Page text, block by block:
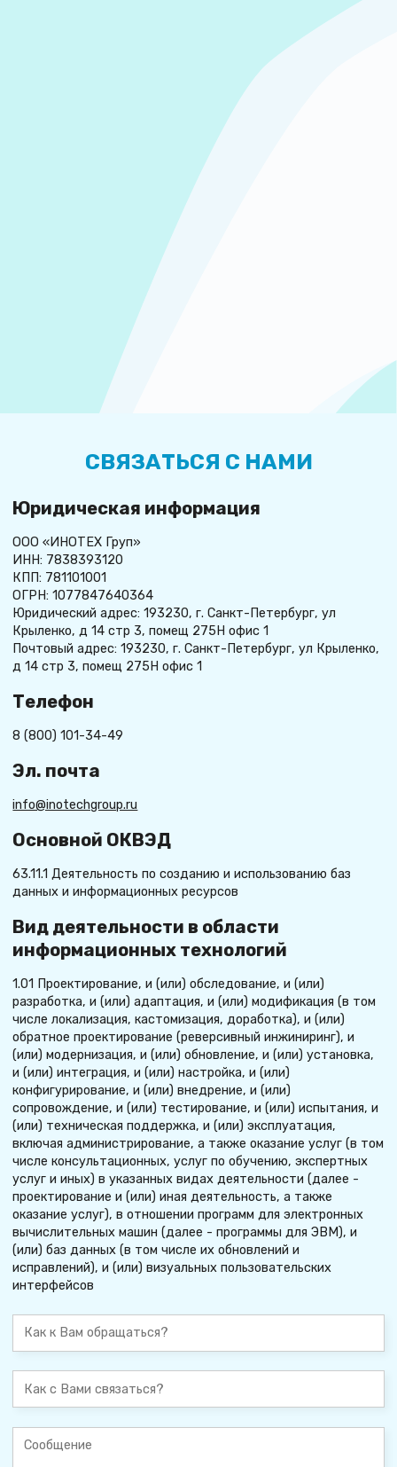
СВЯЗАТЬСЯ С НАМИ
Юридическая информация
ООО «ИНОТЕХ Груп»
ИНН: 7838393120
КПП: 781101001
ОГРН: 1077847640364
Юридический адрес: 193230, г. Санкт-Петербург, ул
Крыленко, д 14 стр 3, помещ 275Н офис 1
Почтовый адрес: 193230, г. Санкт-Петербург, ул Крыленко,
д 14 стр 3, помещ 275Н офис 1
Телефон
8 (800) 101-34-49
Эл. почта
info@inotechgroup.ru
Основной ОКВЭД
63.11.1 Деятельность по созданию и использованию баз
данных и информационных ресурсов
Вид деятельности в области
информационных технологий
1.01 Проектирование, и (или) обследование, и (или)
разработка, и (или) адаптация, и (или) модификация (в том
числе локализация, кастомизация, доработка), и (или)
обратное проектирование (реверсивный инжиниринг), и
(или) модернизация, и (или) обновление, и (или) установка,
и (или) интеграция, и (или) настройка, и (или)
конфигурирование, и (или) внедрение, и (или)
сопровождение, и (или) тестирование, и (или) испытания, и
(или) техническая поддержка, и (или) эксплуатация,
включая администрирование, а также оказание услуг (в том
числе консультационных, услуг по обучению, экспертных
услуг и иных) в указанных видах деятельности (далее -
проектирование и (или) иная деятельность, а также
оказание услуг), в отношении программ для электронных
вычислительных машин (далее - программы для ЭВМ), и
(или) баз данных (в том числе их обновлений и
исправлений), и (или) визуальных пользовательских
интерфейсов